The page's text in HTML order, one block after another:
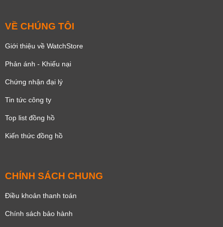
VỀ CHÚNG TÔI
Giới thiệu về WatchStore
Phản ánh - Khiếu nại
Chứng nhận đại lý
Tin tức công ty
Top list đồng hồ
Kiến thức đồng hồ
CHÍNH SÁCH CHUNG
Điều khoản thanh toán
Chính sách bảo hành